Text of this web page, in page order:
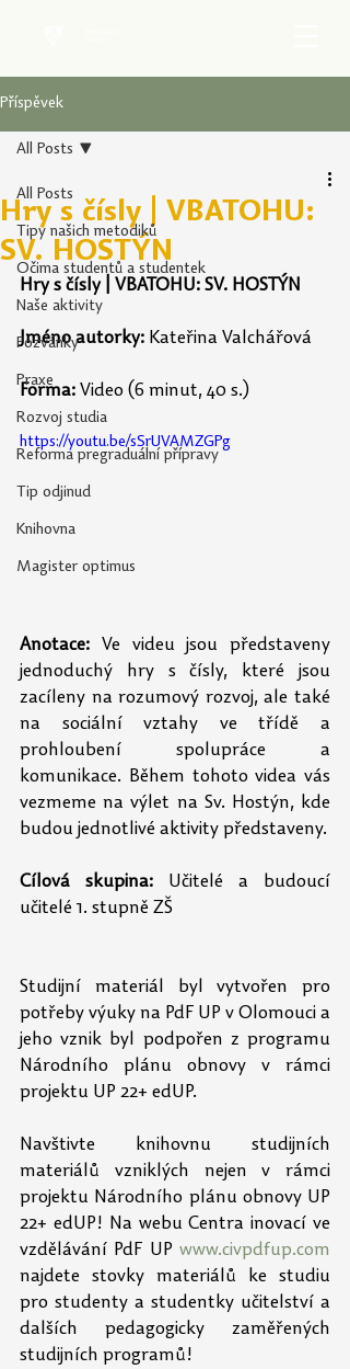
Příspěvek
All Posts
Tipy našich metodiků
Očima studentů a studentek
Naše aktivity
Pozvánky
Praxe
Rozvoj studia
Reforma pregraduální přípravy
Tip odjinud
Knihovna
Magister optimus
All Posts
Hry s čísly | VBATOHU:
SV. HOSTÝN
Hry s čísly | VBATOHU: SV. HOSTÝN
Jméno autorky: Kateřina Valchářová
Forma: Video (6 minut, 40 s.)
https://youtu.be/sSrUVAMZGPg
Anotace: Ve videu jsou představeny
jednoduchý hry s čísly, které jsou
zacíleny na rozumový rozvoj, ale také
na sociální vztahy ve třídě a
prohloubení spolupráce a
komunikace. Během tohoto videa vás
vezmeme na výlet na Sv. Hostýn, kde
budou jednotlivé aktivity představeny.
Cílová skupina: Učitelé a budoucí
učitelé 1. stupně ZŠ
Studijní materiál byl vytvořen pro
potřeby výuky na PdF UP v Olomouci a
jeho vznik byl podpořen z programu
Národního plánu obnovy v rámci
projektu UP 22+ edUP.
Navštivte knihovnu studijních
materiálů vzniklých nejen v rámci
projektu Národního plánu obnovy UP
22+ edUP! Na webu Centra inovací ve
vzdělávání PdF UP www.civpdfup.com
najdete stovky materiálů ke studiu
pro studenty a studentky učitelství a
dalších pedagogicky zaměřených
studijních programů!